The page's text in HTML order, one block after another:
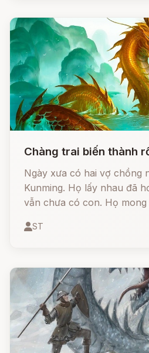
Chàng trai biến thành
Ngày xưa có hai vợ chồng
Kunming. Họ lấy nhau đã
vẫn chưa có con. Họ
cẩu thánh Ala ban cho họ
ST